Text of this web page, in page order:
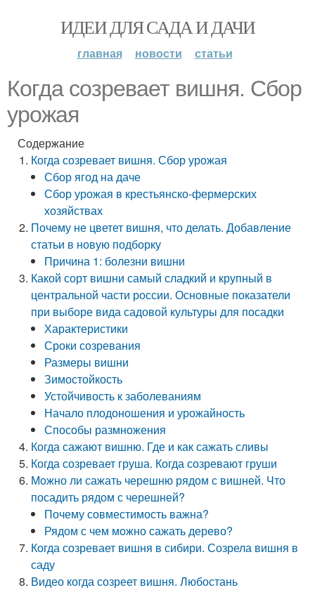
ИДЕИ ДЛЯ САДА И ДАЧИ
главная новости статьи
Когда созревает вишня. Сбор
урожая
Содержание
Когда созревает вишня. Сбор урожая
Сбор ягод на даче
Сбор урожая в крестьянско-фермерских
хозяйствах
Почему не цветет вишня, что делать. Добавление
статьи в новую подборку
Причина 1: болезни вишни
Какой сорт вишни самый сладкий и крупный в
центральной части россии. Основные показатели
при выборе вида садовой культуры для посадки
Характеристики
Сроки созревания
Размеры вишни
Зимостойкость
Устойчивость к заболеваниям
Начало плодоношения и урожайность
Способы размножения
Когда сажают вишню. Где и как сажать сливы
Когда созревает груша. Когда созревают груши
Можно ли сажать черешню рядом с вишней. Что
посадить рядом с черешней?
Почему совместимость важна?
Рядом с чем можно сажать дерево?
Когда созревает вишня в сибири. Созрела вишня в
саду
Видео когда созреет вишня. Любостань